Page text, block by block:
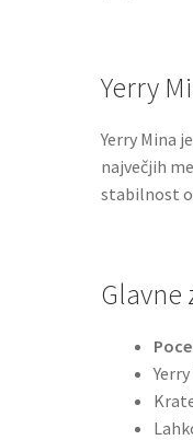
Yerry
Yerry Mina
največjih
stabilnost
Glavne